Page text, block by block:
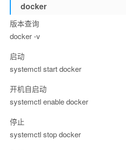
docker
版本查询
docker -v
启动
systemctl start docker
开机自启动
systemctl enable docker
停止
systemctl stop docker